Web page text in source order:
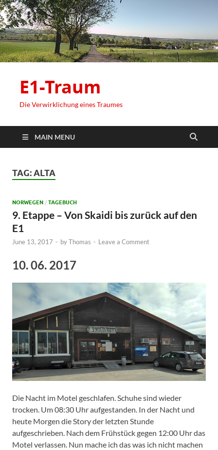
E1-Traum
Die Verwirklichung eines Traumes
MAIN MENU
TAG:ALTA
NORWEGEN / TAGEBUCH
9. Etappe – Von Skaidi bis zurück​ auf den
E1
June 13, 2017 - byThomas - Leave a Comment
10. 06. 2017
Die Nacht im Motel geschlafen. Schuhe sind wieder
trocken. Um 08:30 Uhr aufgestanden. In der Nacht und
heute Morgen die Story der letzten Stunde
aufgeschrieben. Nach dem Frühstück gegen 12:00 Uhr das
Motel verlassen. Nun mache ich das was ich nicht machen